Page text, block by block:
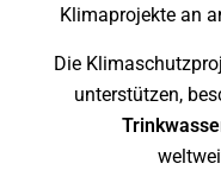
Klimaprojekte an
Die
unterstützen,